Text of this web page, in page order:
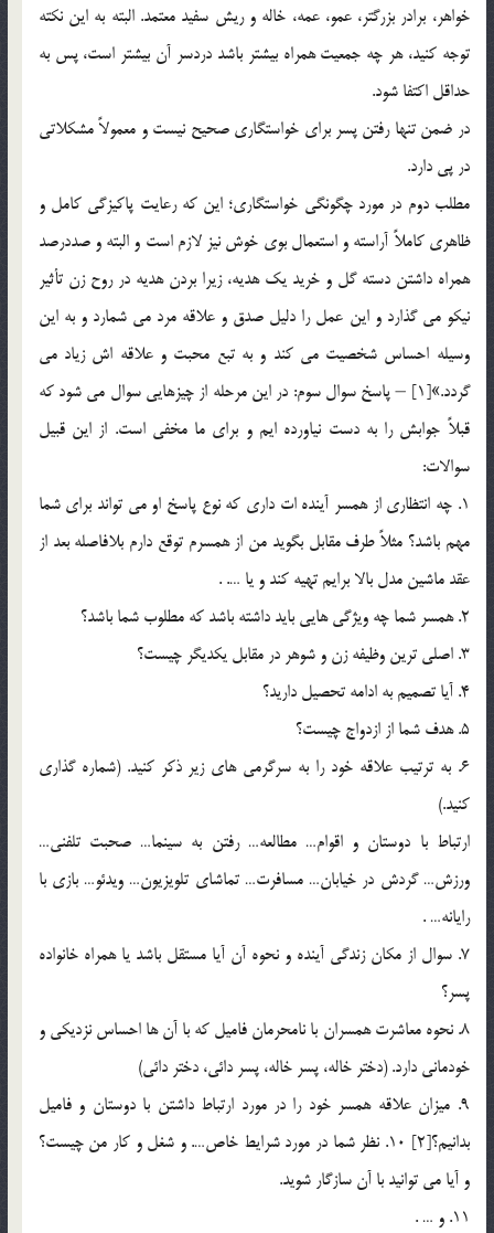
خواهر، برادر بزرگتر، عمو، عمه، خاله و ريش سفيد معتمد. البته به اين نکته
توجه کنيد، هر چه جمعيت همراه بيشتر باشد دردسر آن بيشتر است، پس به
حداقل اکتفا شود.
در ضمن تنها رفتن پسر براي خواستگاري صحيح نيست و معمولاً مشکلاتي
در پي دارد.
مطلب دوم در مورد چگونگي خواستگاري؛ اين که رعايت پاکيزگي کامل و
ظاهري کاملاً آراسته و استعمال بوي خوش نيز لازم است و البته و صددرصد
همراه داشتن دسته گل و خريد يک هديه، زيرا بردن هديه در روح زن تأثير
نيکو مي گذارد و اين عمل را دليل صدق و علاقه مرد مي شمارد و به اين
وسيله احساس شخصيت مي کند و به تبع محبت و علاقه اش زياد مي
گردد.»[1] – پاسخ سوال سوم: در اين مرحله از چيزهايي سوال مي شود که
قبلاً جوابش را به دست نياورده ايم و براي ما مخفي است. از اين قبيل
سوالات:
1. چه انتظاري از همسر آينده ات داري که نوع پاسخ او مي تواند براي شما
مهم باشد؟ مثلاً طرف مقابل بگويد من از همسرم توقع دارم بلافاصله بعد از
عقد ماشين مدل بالا برايم تهيه کند و يا …. .
2. همسر شما چه ويژگي هايي بايد داشته باشد که مطلوب شما باشد؟
3. اصلي ترين وظيفه زن و شوهر در مقابل يکديگر چيست؟
4. آيا تصميم به ادامه تحصيل داريد؟
5. هدف شما از ازدواج چيست؟
6. به ترتيب علاقه خود را به سرگرمي هاي زير ذکر کنيد. (شماره گذاري
کنيد.)
ارتباط با دوستان و اقوام… مطالعه… رفتن به سينما… صحبت تلفني…
ورزش… گردش در خيابان… مسافرت… تماشاي تلويزيون… ويدئو… بازي با
رايانه… .
7. سوال از مکان زندگي آينده و نحوه آن آيا مستقل باشد يا همراه خانواده
پسر؟
8. نحوه معاشرت همسران با نامحرمان فاميل که با آن ها احساس نزديکي و
خودماني دارد. (دختر خاله، پسر خاله، پسر دائي، دختر دائي)
9. ميزان علاقه همسر خود را در مورد ارتباط داشتن با دوستان و فاميل
بدانيم؟[2] 10. نظر شما در مورد شرايط خاص…. و شغل و کار من چيست؟
و آيا مي توانيد با آن سازگار شويد.
11. و … .